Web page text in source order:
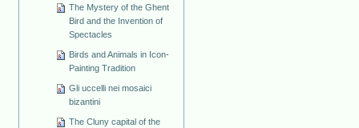
The Mystery of the Ghent
Bird and the Invention of
Spectacles
Birds and Animals in Icon-
Painting Tradition
Gli uccelli nei mosaici
bizantini
The Cluny capital of the